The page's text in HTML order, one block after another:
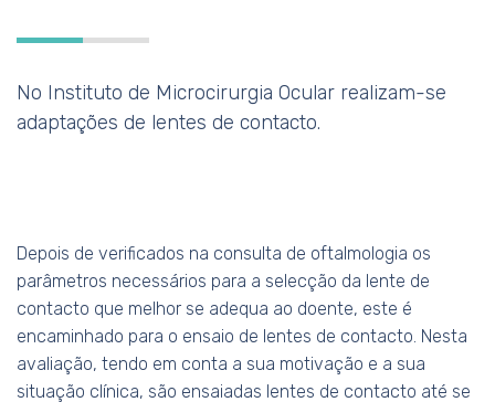
No Instituto de Microcirurgia Ocular realizam-se
adaptações de lentes de contacto.
Depois de verificados na consulta de oftalmologia os
parâmetros necessários para a selecção da lente de
contacto que melhor se adequa ao doente, este é
encaminhado para o ensaio de lentes de contacto. Nesta
avaliação, tendo em conta a sua motivação e a sua
situação clínica, são ensaiadas lentes de contacto até se